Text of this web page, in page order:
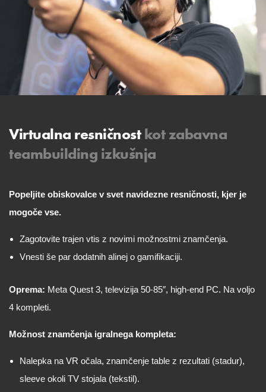
Virtualna resničnostkot zabavna
teambuilding izkušnja
Popeljite obiskovalce v svet navidezne resničnosti, kjer je
mogoče vse.
Zagotovite trajen vtis z novimi možnostmi znamčenja.
Vnesti še par dodatnih alinej o gamifikaciji.
Oprema: Meta Quest 3, televizija 50-85″, high-end PC. Na voljo
4 kompleti.
Možnost znamčenja igralnega kompleta:
Nalepka na VR očala, znamčenje table z rezultati (stadur),
sleeve okoli TV stojala (tekstil).